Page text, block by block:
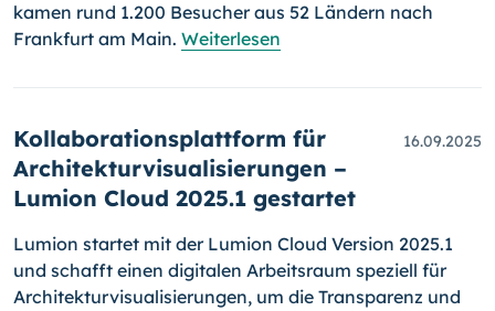
kamen rund 1.200 Besucher aus 52 Ländern nach
Frankfurt am Main. Weiterlesen
Kollaborationsplattform für
Architekturvisualisierungen –
Lumion Cloud 2025.1 gestartet
16.09.2025
Lumion startet mit der Lumion Cloud Version 2025.1
und schafft einen digitalen Arbeitsraum speziell für
Architekturvisualisierungen, um die Transparenz und